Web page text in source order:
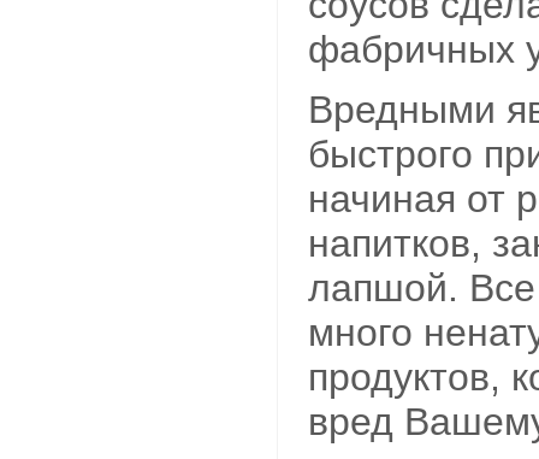
фабричных
Вредными
быстрого
начиная от
напитков,
лапшой.
много
продуктов,
вред